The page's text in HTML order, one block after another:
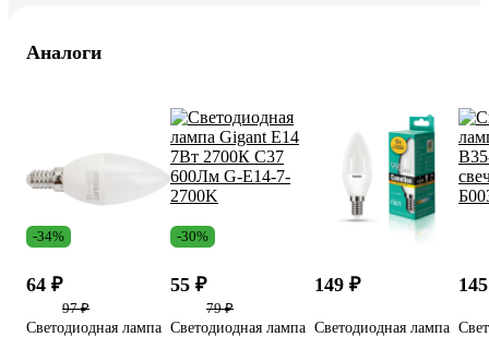
Аналоги
-34%
64 ₽
97 ₽
Светодиодная лампа
-30%
55 ₽
79 ₽
Светодиодная лампа
149 ₽
Светодиодная лампа